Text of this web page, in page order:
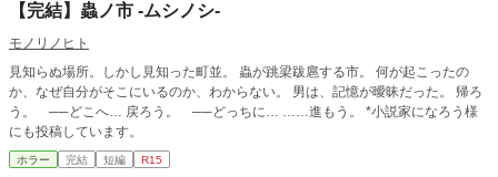
【完結】蟲ノ市 -ムシノシ-
モノリノヒト
見知らぬ場所。しかし見知った町並。 蟲が跳梁跋扈する市。 何が起こったの
か、なぜ自分がそこにいるのか、わからない。 男は、記憶が曖昧だった。 帰ろ
う。 ──どこへ… 戻ろう。 ──どっちに… ……進もう。 *小説家になろう様
にも投稿しています。
ホラー 完結 短編 R15